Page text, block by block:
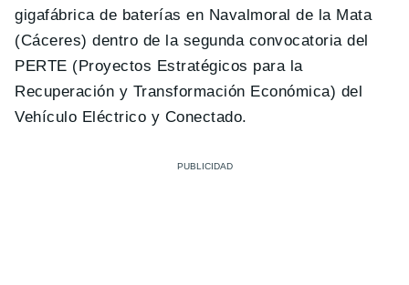
gigafábrica de baterías en Navalmoral de la Mata
(Cáceres) dentro de la segunda convocatoria del
PERTE (Proyectos Estratégicos para la
Recuperación y Transformación Económica) del
Vehículo Eléctrico y Conectado.